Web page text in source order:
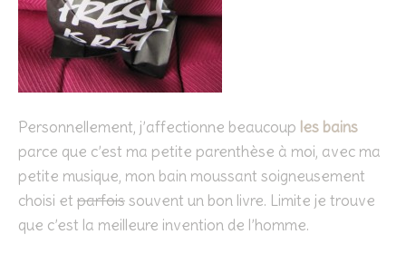
Personnellement, j’affectionne beaucoup les bains
parce que c’est ma petite parenthèse à moi, avec ma
petite musique, mon bain moussant soigneusement
choisi et parfoissouvent un bon livre. Limite je trouve
que c’est la meilleure invention de l’homme.